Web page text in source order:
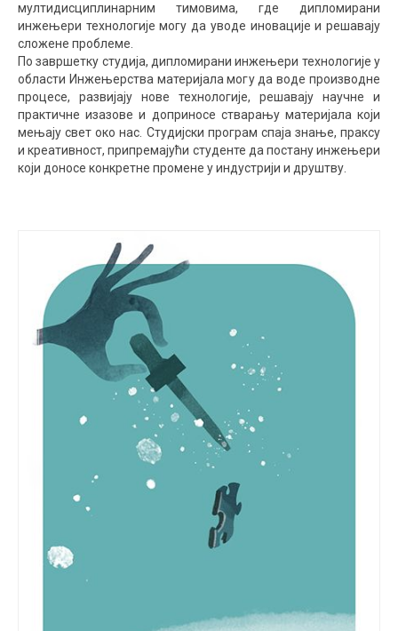
мултидисциплинарним тимовима, где дипломирани
инжењери технологије могу да уводе иновације и решавају
сложене проблеме.
По завршетку студија, дипломирани инжењери технологије у
области Инжењерства материјала могу да воде производне
процесе, развијају нове технологије, решавају научне и
практичне изазове и доприносе стварању материјала који
мењају свет око нас. Студијски програм спаја знање, праксу
и креативност, припремајући студенте да постану инжењери
који доносе конкретне промене у индустрији и друштву.